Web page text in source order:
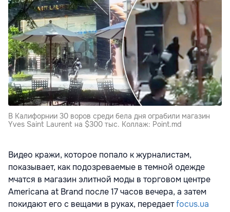
В Калифорнии 30 воров среди бела дня ограбили магазин
Yves Saint Laurent на $300 тыс. Коллаж: Point.md
Видео кражи, которое попало к журналистам,
показывает, как подозреваемые в темной одежде
мчатся в магазин элитной моды в торговом центре
Americana at Brand после 17 часов вечера, а затем
покидают его с вещами в руках, передаетfocus.ua